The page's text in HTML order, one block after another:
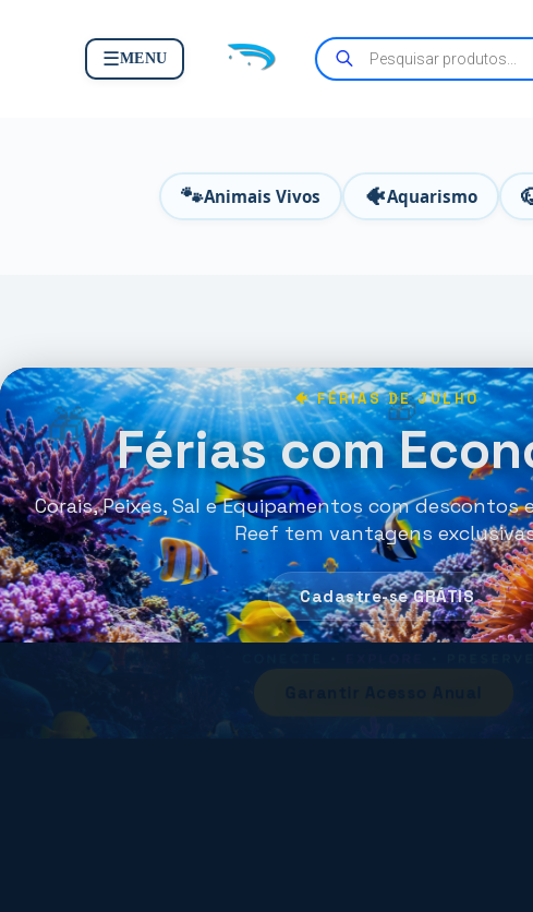
☰MENU
🐾Animais Vivos 🐠Aquarismo
R$ 238,80
R$ 197,00
🎁 🎁
🐠 FÉRIAS DE JULHO
Férias com
Corais, Peixes, Sal e Equipamentos com descontos
Reef tem vantagens
Cadastre-se GRÁTIS